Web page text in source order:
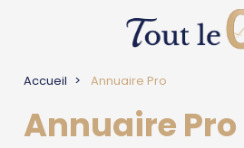
Accueil Annuaire Pro
Annuaire Pro